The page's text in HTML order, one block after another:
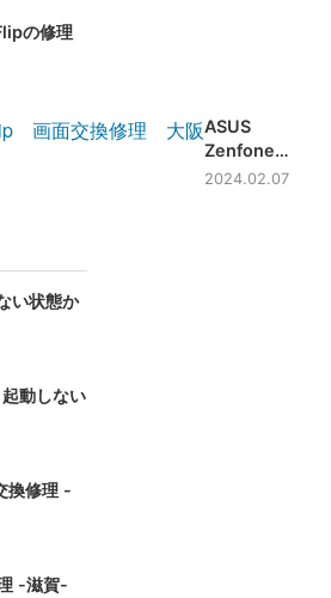
の修理
ASUS
Zenfone8
Flip 画面交
2024.02.07
い状態か
動しない
換修理 -
-滋賀-